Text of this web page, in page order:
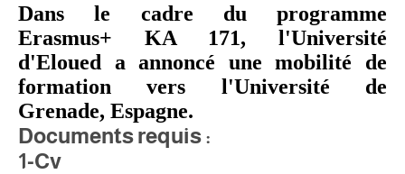
Dans le cadre du programme
Erasmus+ KA 171, l'Université
d'Eloued a annoncé une mobilité de
formation vers l'Université de
Grenade, Espagne.
Documents requis :
1-Cv